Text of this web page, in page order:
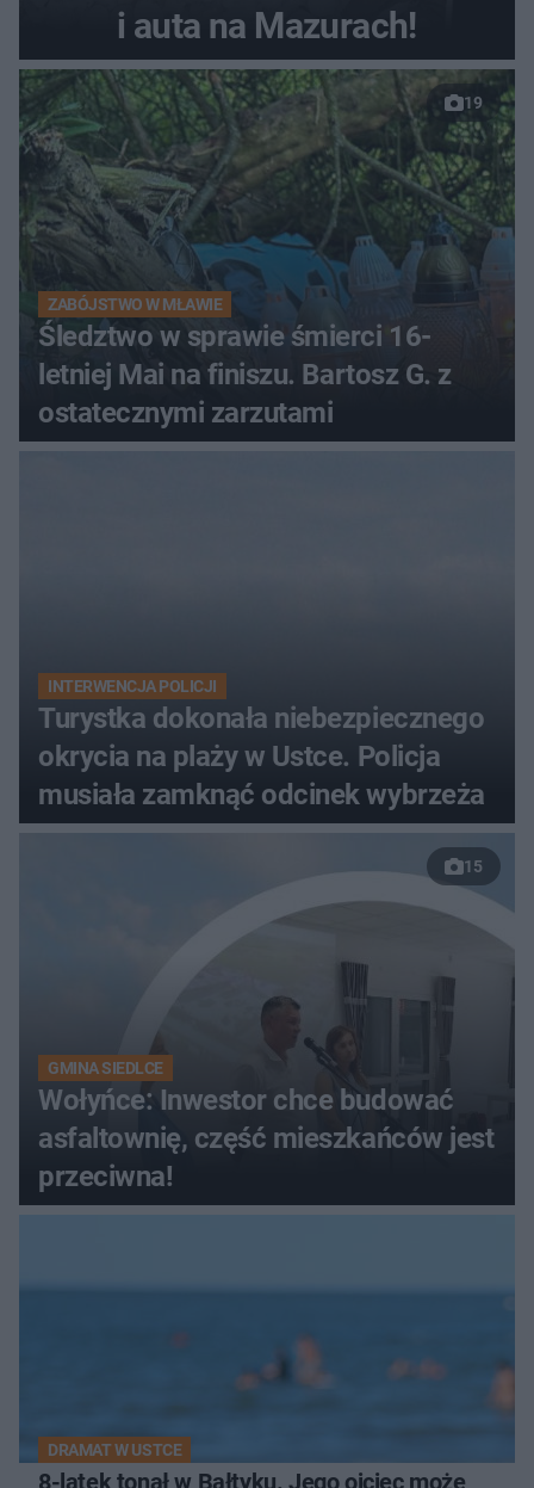
i auta na Mazurach!
19
ZABÓJSTWO W MŁAWIE
Śledztwo w sprawie śmierci 16-
letniej Mai na finiszu. Bartosz G. z
ostatecznymi zarzutami
INTERWENCJA POLICJI
Turystka dokonała niebezpiecznego
okrycia na plaży w Ustce. Policja
musiała zamknąć odcinek wybrzeża
15
GMINA SIEDLCE
Wołyńce: Inwestor chce budować
asfaltownię, część mieszkańców jest
przeciwna!
DRAMAT W USTCE
8-latek tonął w Bałtyku. Jego ojciec może